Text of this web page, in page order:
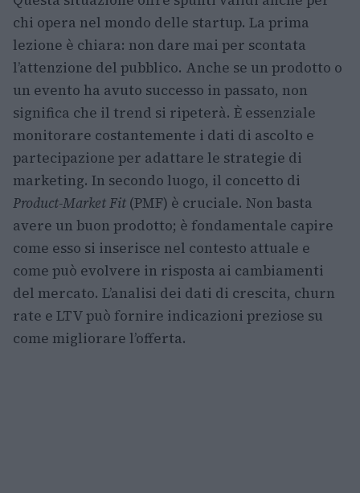
chi opera nel mondo delle startup. La prima
lezione è chiara: non dare mai per scontata
l’attenzione del pubblico. Anche se un prodotto o
un evento ha avuto successo in passato, non
significa che il trend si ripeterà. È essenziale
monitorare costantemente i dati di ascolto e
partecipazione per adattare le strategie di
marketing. In secondo luogo, il concetto di
Product-Market Fit (PMF) è cruciale. Non basta
avere un buon prodotto; è fondamentale capire
come esso si inserisce nel contesto attuale e
come può evolvere in risposta ai cambiamenti
del mercato. L’analisi dei dati di crescita, churn
rate e LTV può fornire indicazioni preziose su
come migliorare l’offerta.